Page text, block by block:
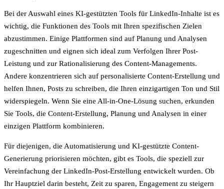
Bei der Auswahl eines KI-gestützten Tools für LinkedIn-Inhalte ist es
wichtig, die Funktionen des Tools mit Ihren spezifischen Zielen
abzustimmen. Einige Plattformen sind auf Planung und Analysen
zugeschnitten und eignen sich ideal zum Verfolgen Ihrer Post-
Leistung und zur Rationalisierung des Content-Managements.
Andere konzentrieren sich auf personalisierte Content-Erstellung und
helfen Ihnen, Posts zu schreiben, die Ihren einzigartigen Ton und Stil
widerspiegeln. Wenn Sie eine All-in-One-Lösung suchen, erkunden
Sie Tools, die Content-Erstellung, Planung und Analysen in einer
einzigen Plattform kombinieren.
Für diejenigen, die Automatisierung und KI-gestützte Content-
Generierung priorisieren möchten, gibt es Tools, die speziell zur
Vereinfachung der LinkedIn-Post-Erstellung entwickelt wurden. Ob
Ihr Hauptziel darin besteht, Zeit zu sparen, Engagement zu steigern